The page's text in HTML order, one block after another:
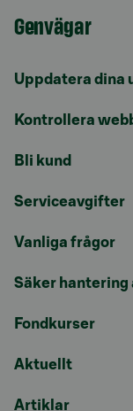
Genvägar
Uppdatera dina
Kontrollera
Bli kund
Serviceavgifter
Vanliga frågor
Säker hantering
Fondkurser
Aktuellt
Artiklar